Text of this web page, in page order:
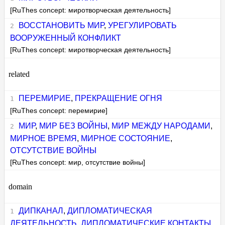
[RuThes concept: миротворческая деятельность]
ВОССТАНОВИТЬ МИР, УРЕГУЛИРОВАТЬ
ВООРУЖЕННЫЙ КОНФЛИКТ
[RuThes concept: миротворческая деятельность]
related
ПЕРЕМИРИЕ, ПРЕКРАЩЕНИЕ ОГНЯ
[RuThes concept: перемирие]
МИР, МИР БЕЗ ВОЙНЫ , МИР МЕЖДУ НАРОДАМИ ,
МИРНОЕ ВРЕМЯ , МИРНОЕ СОСТОЯНИЕ,
ОТСУТСТВИЕ ВОЙНЫ
[RuThes concept: мир, отсутствие войны]
domain
ДИПКАНАЛ , ДИПЛОМАТИЧЕСКАЯ
ДЕЯТЕЛЬНОСТЬ ДИПЛОМАТИЧЕСКИЕ КОНТАКТЫ